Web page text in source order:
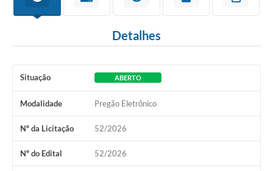
Detalhes
Situação ABERTO
Modalidade Pregão Eletrônico
Nº da Licitação 52/2026
Nº do Edital 52/2026